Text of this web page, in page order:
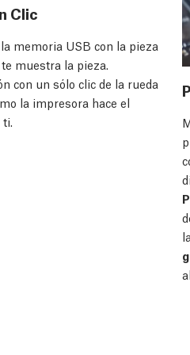
Clic
memoria USB con la pieza
muestra la pieza.
con un sólo clic de la rueda
la impresora hace el